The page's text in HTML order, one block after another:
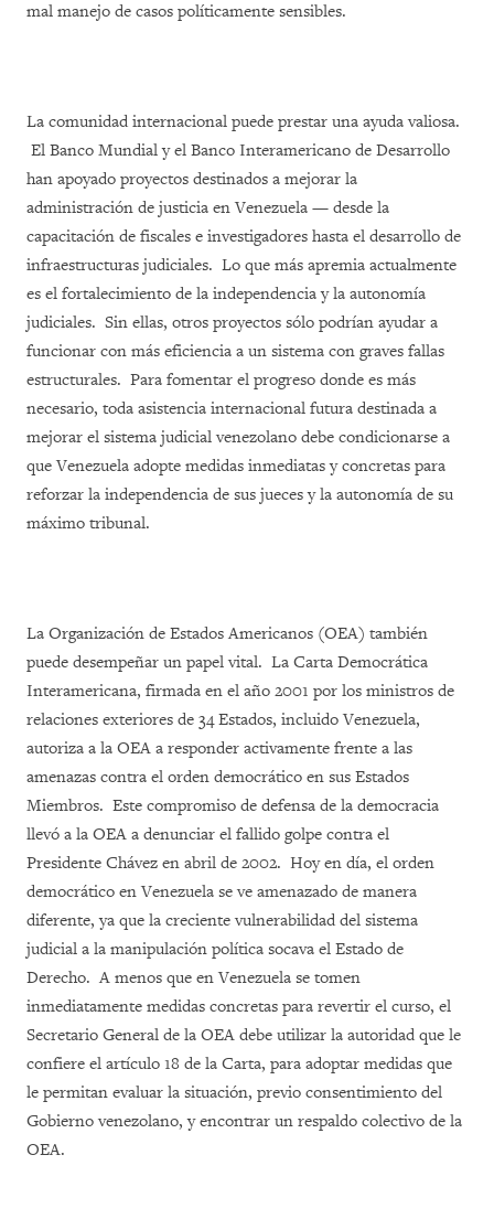
mal manejo de casos políticamente sensibles.
La comunidad internacional puede prestar una ayuda valiosa.
El Banco Mundial y el Banco Interamericano de Desarrollo
han apoyado proyectos destinados a mejorar la
administración de justicia en Venezuela — desde la
capacitación de fiscales e investigadores hasta el desarrollo de
infraestructuras judiciales. Lo que más apremia actualmente
es el fortalecimiento de la independencia y la autonomía
judiciales. Sin ellas, otros proyectos sólo podrían ayudar a
funcionar con más eficiencia a un sistema con graves fallas
estructurales. Para fomentar el progreso donde es más
necesario, toda asistencia internacional futura destinada a
mejorar el sistema judicial venezolano debe condicionarse a
que Venezuela adopte medidas inmediatas y concretas para
reforzar la independencia de sus jueces y la autonomía de su
máximo tribunal.
La Organización de Estados Americanos (OEA) también
puede desempeñar un papel vital. La Carta Democrática
Interamericana, firmada en el año 2001 por los ministros de
relaciones exteriores de 34 Estados, incluido Venezuela,
autoriza a la OEA a responder activamente frente a las
amenazas contra el orden democrático en sus Estados
Miembros. Este compromiso de defensa de la democracia
llevó a la OEA a denunciar el fallido golpe contra el
Presidente Chávez en abril de 2002. Hoy en día, el orden
democrático en Venezuela se ve amenazado de manera
diferente, ya que la creciente vulnerabilidad del sistema
judicial a la manipulación política socava el Estado de
Derecho. A menos que en Venezuela se tomen
inmediatamente medidas concretas para revertir el curso, el
Secretario General de la OEA debe utilizar la autoridad que le
confiere el artículo 18 de la Carta, para adoptar medidas que
le permitan evaluar la situación, previo consentimiento del
Gobierno venezolano, y encontrar un respaldo colectivo de la
OEA.